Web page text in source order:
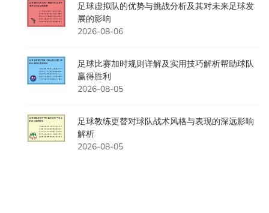
足球虚拟队的优势与挑战分析及其对未来足球发
展的影响
2026-08-06
足球比赛加时规则详解及实用技巧解析帮助球队
赢得胜利
2026-08-05
足球教练更替对球队战术风格与表现的深远影响
解析
2026-08-05